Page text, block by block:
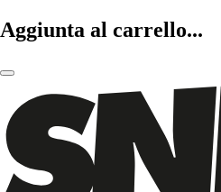
Aggiunta al carrello...